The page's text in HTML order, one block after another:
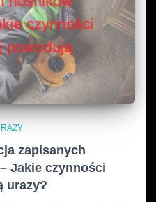
zapisanych
Jakie czynności
urazy?